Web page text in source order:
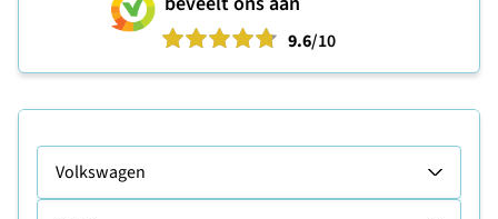
9.6/10
Volkswagen